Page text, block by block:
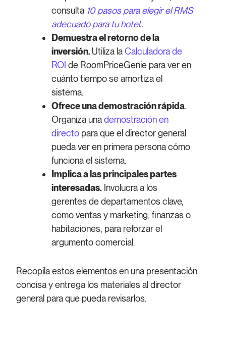
consulta 10 pasos para elegir el RMS
adecuado para tu hotel..
Demuestra el retorno de la
inversión.Utiliza laCalculadora de
ROI de RoomPriceGenie para ver en
cuánto tiempo se amortiza el
sistema.
Ofrece una demostración rápida.
Organiza unademostración en
directo para que el director general
pueda ver en primera persona cómo
funciona el sistema.
Implica a las principales partes
interesadas. Involucra a los
gerentes de departamentos clave,
como ventas y marketing, finanzas o
habitaciones, para reforzar el
argumento comercial.
Recopila estos elementos en una presentación
concisa y entrega los materiales al director
general para que pueda revisarlos.